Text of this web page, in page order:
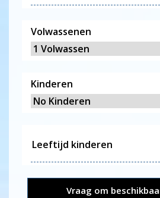
Volwassenen
Kinderen
Vraag om